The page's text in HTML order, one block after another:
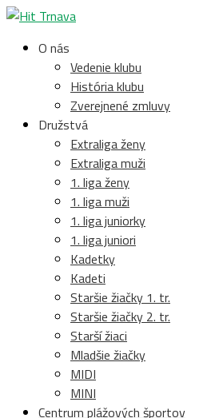
O nás
Vedenie klubu
História klubu
Zverejnené zmluvy
Družstvá
Extraliga ženy
Extraliga muži
1. liga ženy
1. liga muži
1. liga juniorky
1. liga juniori
Kadetky
Kadeti
Staršie žiačky 1. tr.
Staršie žiačky 2. tr.
Starší žiaci
Mladšie žiačky
MIDI
MINI
Centrum plážových športov